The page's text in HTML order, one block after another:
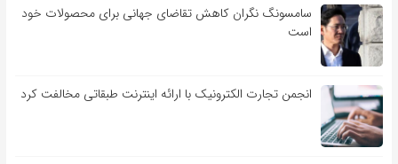
سامسونگ نگران کاهش تقاضای جهانی برای محصولات خود
است
انجمن تجارت الکترونیک با ارائه اینترنت طبقاتی مخالفت کرد